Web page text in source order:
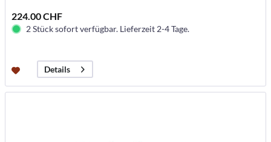
224.00 CHF
2 Stück sofort verfügbar. Lieferzeit 2-4 Tage.
Details